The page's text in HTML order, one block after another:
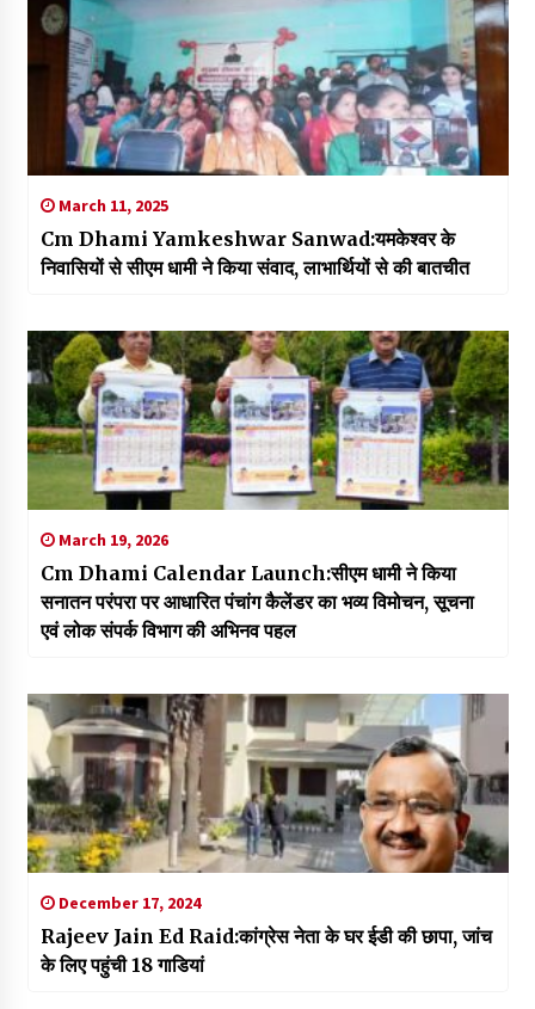
March 11, 2025
Cm Dhami Yamkeshwar Sanwad:यमकेश्वर के
निवासियों से सीएम धामी ने किया संवाद, लाभार्थियों से की बातचीत
March 19, 2026
Cm Dhami Calendar Launch:सीएम धामी ने किया
सनातन परंपरा पर आधारित पंचांग कैलेंडर का भव्य विमोचन, सूचना
एवं लोक संपर्क विभाग की अभिनव पहल
December 17, 2024
Rajeev Jain Ed Raid:कांग्रेस नेता के घर ईडी की छापा, जांच
के लिए पहुंची 18 गाडियां